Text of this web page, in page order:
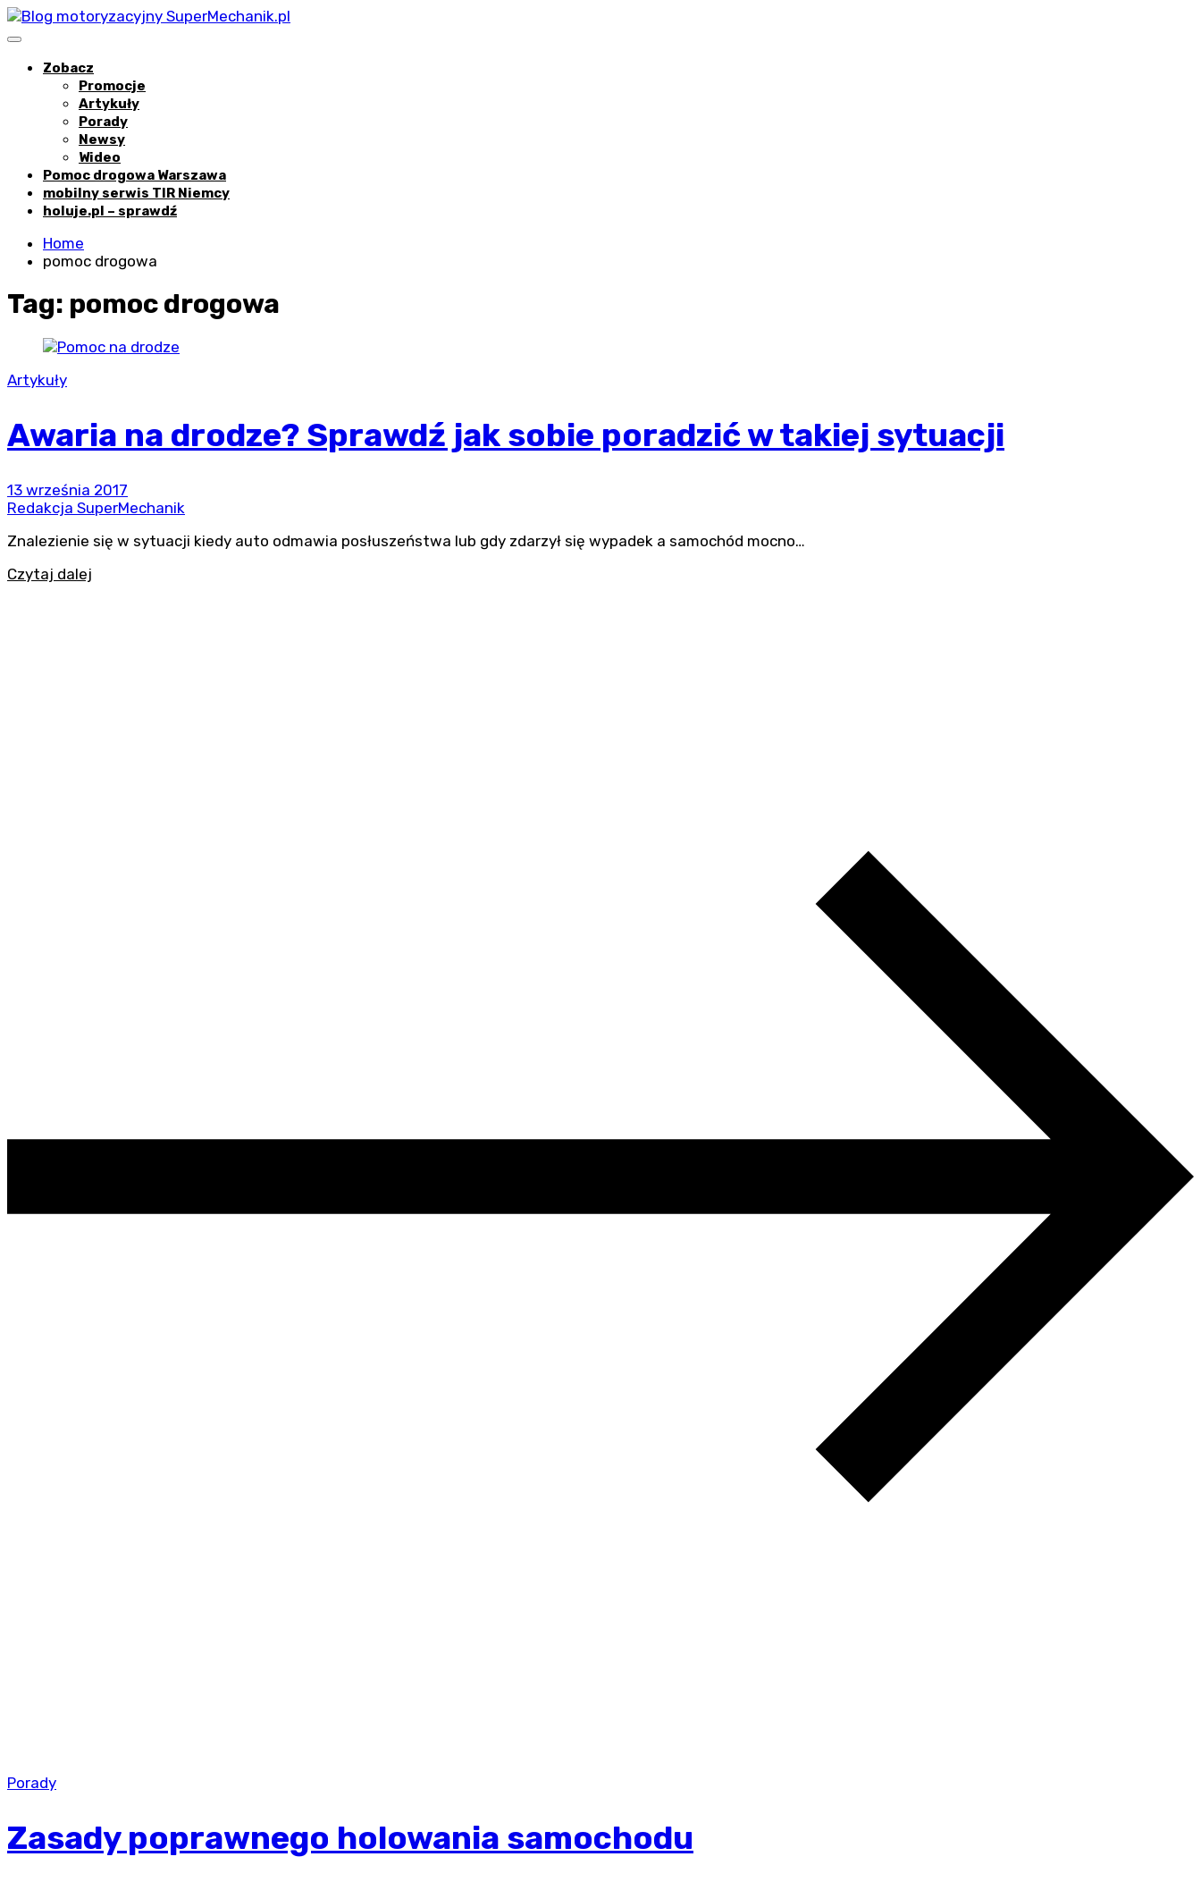
Skip
to
Blog motoryzacyjny prowadzony przez SuperMechanik.pl
Zobacz
Promocje
Artykuły
Porady
Newsy
Wideo
Pomoc drogowa Warszawa
mobilny serwis TIR Niemcy
holuje.pl – sprawdź
Home
pomoc drogowa
Tag: pomoc drogowa
Artykuły
Awaria na drodze? Sprawdź jak sobie poradzić w takiej sytuacji
13 września 2017
Redakcja SuperMechanik
Znalezienie się w sytuacji kiedy auto odmawia posłuszeństwa lub gdy zdarzył się wypadek a samochód mocno…
Czytaj dalej
Porady
Zasady poprawnego holowania samochodu